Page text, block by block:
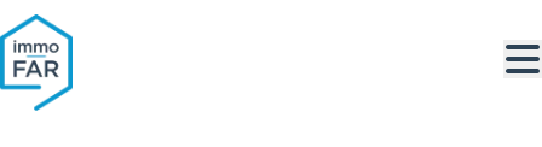
Aller au contenu principal